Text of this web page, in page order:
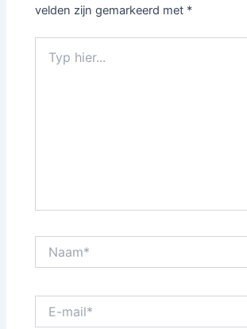
velden zijn gemarkeerd met *
hier...
mail*